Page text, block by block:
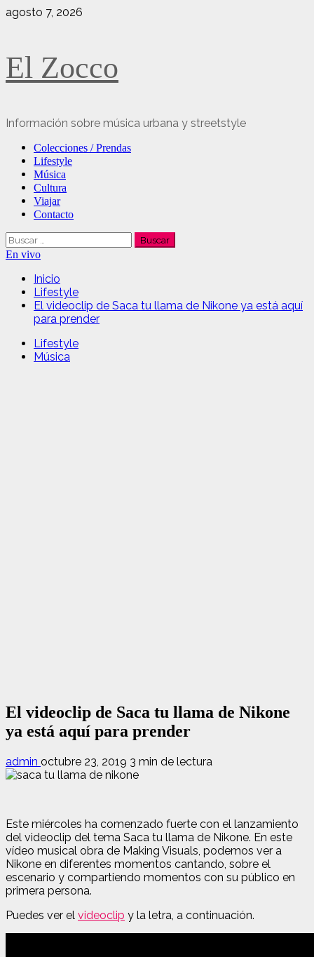
Saltar
agosto 7, 2026
El Zocco
Información sobre música urbana y streetstyle
Menú
principal
Colecciones / Prendas
Lifestyle
Música
Cultura
Viajar
Contacto
Buscar:
En vivo
Inicio
Lifestyle
El videoclip de Saca tu llama de Nikone ya está aquí
para prender
Lifestyle
Música
El videoclip de Saca tu llama de Nikone
ya está aquí para prender
admin octubre 23, 2019 3 min de lectura
Este miércoles ha comenzado fuerte con el lanzamiento
del videoclip del tema Saca tu llama de Nikone. En este
vídeo musical obra de Making Visuals, podemos ver a
Nikone en diferentes momentos cantando, sobre el
escenario y compartiendo momentos con su público en
primera persona.
Puedes ver el videoclip y la letra, a continuación.